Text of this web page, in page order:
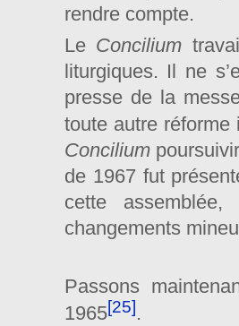
rendre compte.
Le Concilium
liturgiques. Il ne
presse de la
toute autre
Concilium
de 1967 fut
cette
changements
Passons
1965[25].